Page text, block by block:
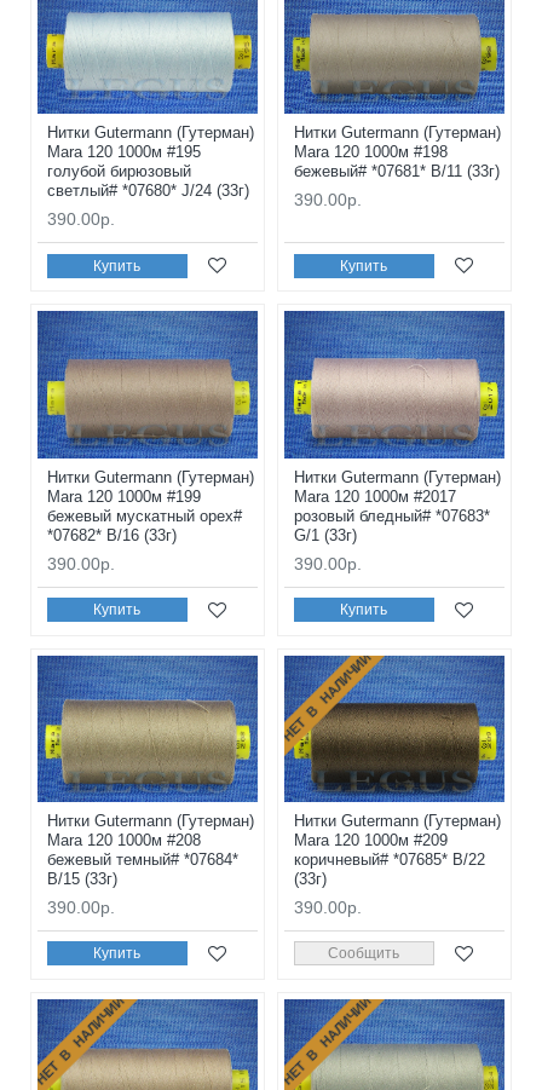
Нитки Gutermann (Гутерман)
Mara 120 1000м #195
голубой бирюзовый
светлый# *07680* J/24 (33г)
390.00р.
Купить
Нитки Gutermann (Гутерман)
Mara 120 1000м #198
бежевый# *07681* B/11 (33г)
390.00р.
Купить
Нитки Gutermann (Гутерман)
Mara 120 1000м #199
бежевый мускатный орех#
*07682* B/16 (33г)
390.00р.
Купить
Нитки Gutermann (Гутерман)
Mara 120 1000м #2017
розовый бледный# *07683*
G/1 (33г)
390.00р.
Купить
Нитки Gutermann (Гутерман)
Mara 120 1000м #208
бежевый темный# *07684*
B/15 (33г)
390.00р.
Купить
НЕТ В НАЛИЧИИ
Нитки Gutermann (Гутерман)
Mara 120 1000м #209
коричневый# *07685* B/22
(33г)
390.00р.
Сообщить
НЕТ В НАЛИЧИИ НЕТ В НАЛИЧИИ